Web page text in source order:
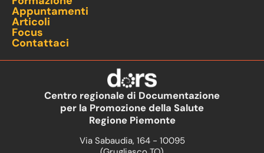
Appuntamenti
Articoli
Focus
Contattaci
Centro regionale di Documentazione
per la Promozione della Salute
Regione Piemonte
Via Sabaudia, 164 - 10095